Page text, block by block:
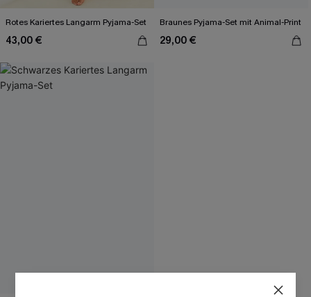
Rotes Kariertes Langarm Pyjama-Set
43,00 €
Braunes Pyjama-Set mit Animal-Print
29,00 €